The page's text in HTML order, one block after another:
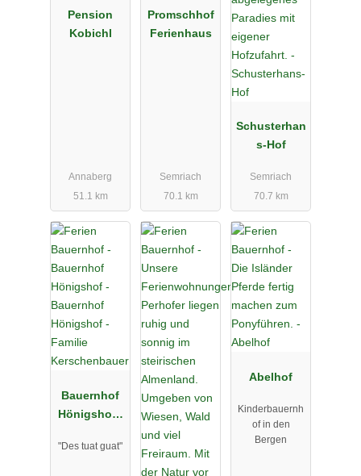
Pension
Kobichl
Annaberg
51.1 km
Promschhof
Ferienhaus
Semriach
70.1 km
Schusterhan
s-Hof
Semriach
70.7 km
Bauernhof
Hönigshof -
Kerschenba
"Des tuat guat"
Abelhof
Kinderbauernh
of in den
Bergen